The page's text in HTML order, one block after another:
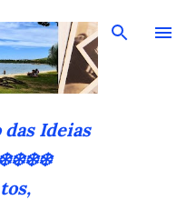
principal
Ideias